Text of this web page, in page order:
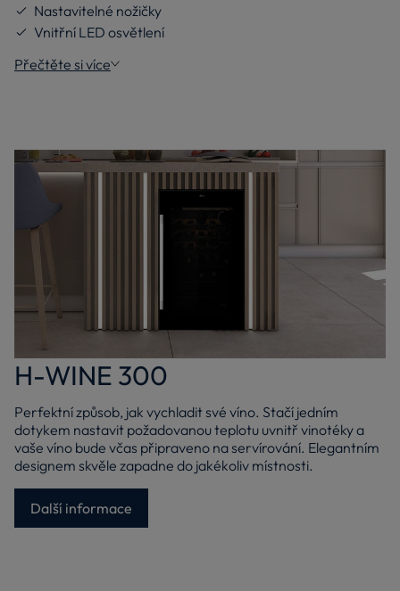
Nastavitelné nožičky
Vnitřní LED osvětlení
Přečtěte si více
H-WINE 300
Perfektní způsob, jak vychladit své víno. Stačí jedním
dotykem nastavit požadovanou teplotu uvnitř vinotéky a
vaše víno bude včas připraveno na servírování. Elegantním
designem skvěle zapadne do jakékoliv místnosti.
Další informace